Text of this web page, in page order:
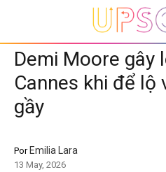
Demi Moore gây
Cannes khi để lộ
gầy
Por Emilia Lara
13 May, 2026